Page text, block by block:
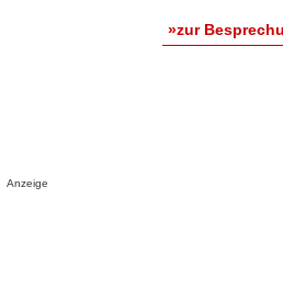
»zur
Anzeige